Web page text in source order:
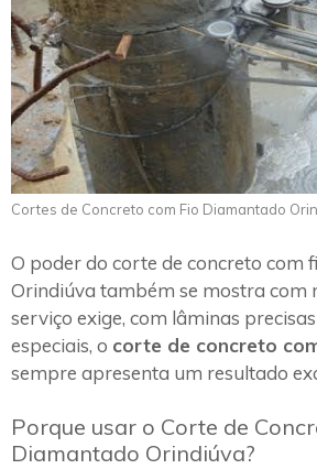
Cortes de Concreto com Fio Diamantado
O poder do corte de concreto com
Orindiúva também se mostra com
serviço exige, com lâminas precisas
especiais, o corte de concreto
sempre apresenta um resultado
Porque usar o Corte de
Diamantado Orindiúva?